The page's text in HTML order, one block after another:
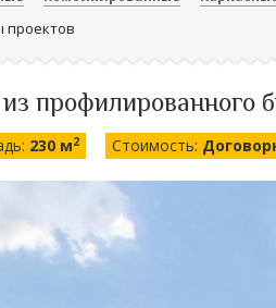
проектов
профилированного
230 м2 Стоимость: